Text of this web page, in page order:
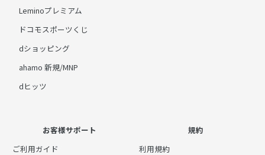
Leminoプレミアム
ドコモスポーツくじ
dショッピング
ahamo 新規/MNP
dヒッツ
お客様サポート
ご利用ガイド
規約
利用規約